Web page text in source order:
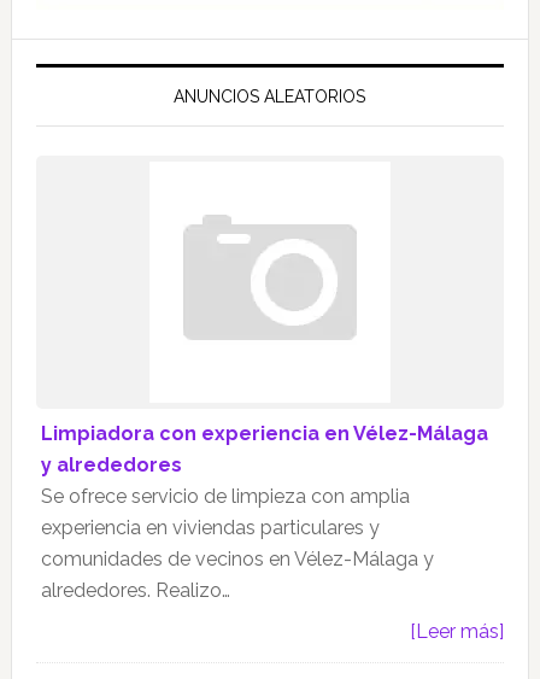
ANUNCIOS ALEATORIOS
Limpiadora con experiencia en Vélez-Málaga
y alrededores
Se ofrece servicio de limpieza con amplia
experiencia en viviendas particulares y
comunidades de vecinos en Vélez-Málaga y
alrededores. Realizo…
[Leer más]